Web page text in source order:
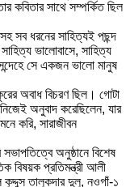
কবিতার সাথে সম্পর্কিত ছিল
সব ধরনের সাহিত্যই পছন্দ
ভালোবাসে, সাহিত্য
সে একজন ভালো মানুষ
অবাধ বিচরণ ছিল। গোটা
অনুবাদ করেছিলেন, যার
করি, সারাজীবন
অনুষ্ঠানে বিশেষ
বিষয়ক প্রতিমন্ত্রী আলী
তালুকদার দুলু, নওগাঁ-১